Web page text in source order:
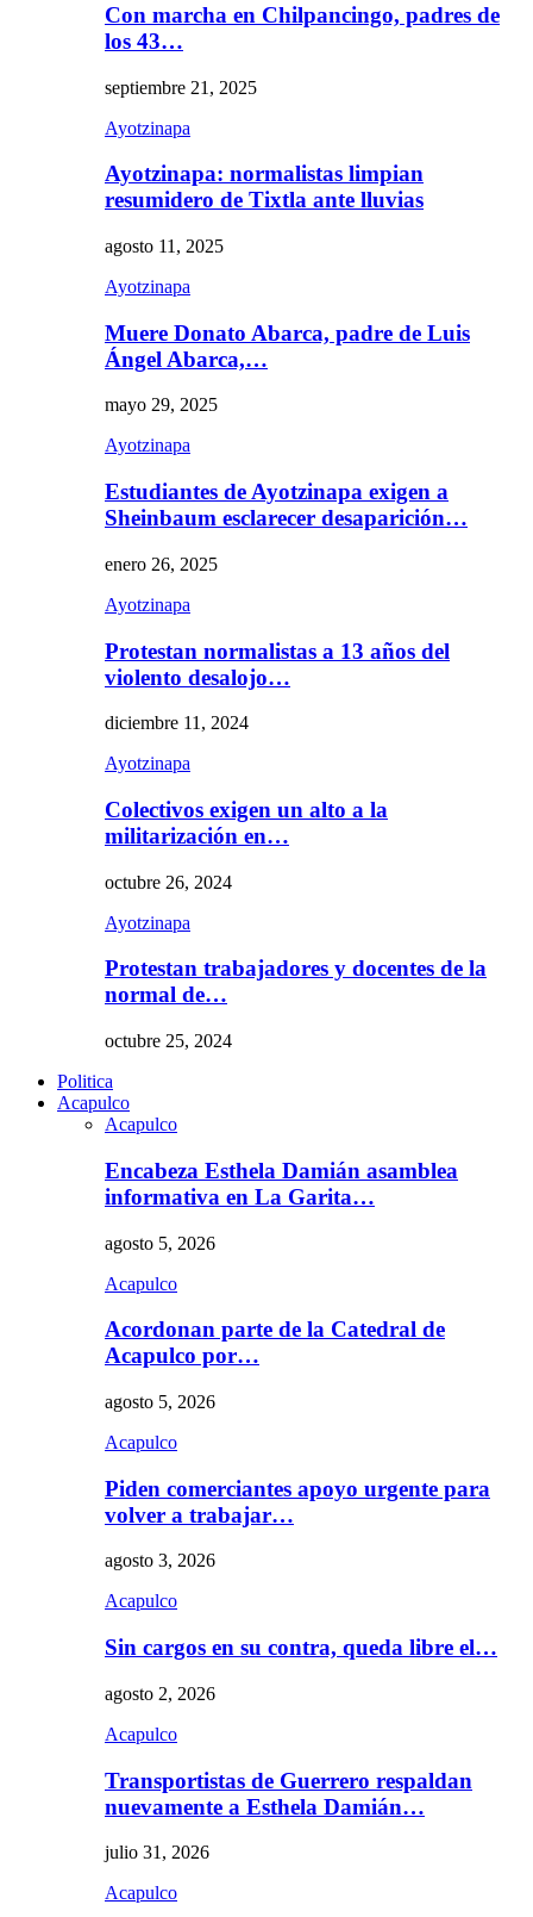
Con marcha en Chilpancingo, padres de
los 43…
septiembre 21, 2025
Ayotzinapa
Ayotzinapa: normalistas limpian
resumidero de Tixtla ante lluvias
agosto 11, 2025
Ayotzinapa
Muere Donato Abarca, padre de Luis
Ángel Abarca,…
mayo 29, 2025
Ayotzinapa
Estudiantes de Ayotzinapa exigen a
Sheinbaum esclarecer desaparición…
enero 26, 2025
Ayotzinapa
Protestan normalistas a 13 años del
violento desalojo…
diciembre 11, 2024
Ayotzinapa
Colectivos exigen un alto a la
militarización en…
octubre 26, 2024
Ayotzinapa
Protestan trabajadores y docentes de la
normal de…
octubre 25, 2024
Politica
Acapulco
Acapulco
Encabeza Esthela Damián asamblea
informativa en La Garita…
agosto 5, 2026
Acapulco
Acordonan parte de la Catedral de
Acapulco por…
agosto 5, 2026
Acapulco
Piden comerciantes apoyo urgente para
volver a trabajar…
agosto 3, 2026
Acapulco
Sin cargos en su contra, queda libre el…
agosto 2, 2026
Acapulco
Transportistas de Guerrero respaldan
nuevamente a Esthela Damián…
julio 31, 2026
Acapulco